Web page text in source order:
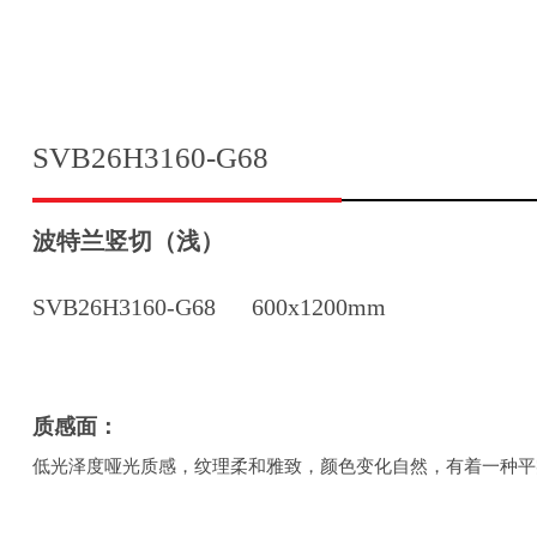
SVB26H3160-G68
波特兰竖切（浅）
SVB26H3160-G68 600x1200mm
质感面：
低光泽度哑光质感，纹理柔和雅致，颜色变化自然，有着一种平